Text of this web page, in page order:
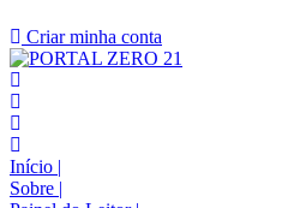
Criar minha conta
Início |
Sobre |